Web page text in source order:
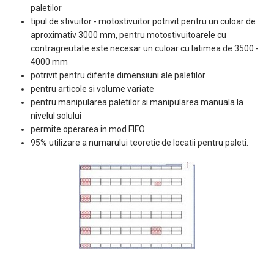
paletilor
tipul de stivuitor - motostivuitor potrivit pentru un culoar de
aproximativ 3000 mm, pentru motostivuitoarele cu
contragreutate este necesar un culoar cu latimea de 3500 -
4000 mm
potrivit pentru diferite dimensiuni ale paletilor
pentru articole si volume variate
pentru manipularea paletilor si manipularea manuala la
nivelul solului
permite operarea in mod FIFO
95% utilizare a numarului teoretic de locatii pentru paleti.